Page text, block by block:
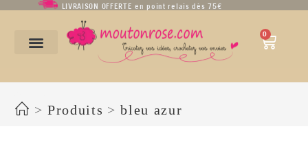
LIVRAISON OFFERTE en point relais dès 75€
0
> Produits > bleu azur